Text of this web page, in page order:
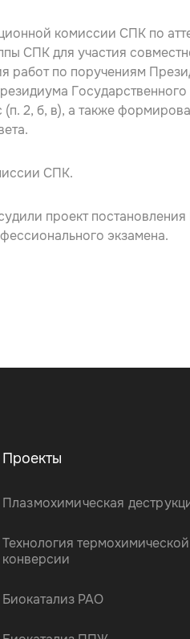
комиссии СПК по
СПК для участия
работ по поручениям
2, б, в), а также
СПК.
проект
экзамена.
Проекты
Плазмохимическая
Технология термохимической
конверсии
Биокатализ РАО